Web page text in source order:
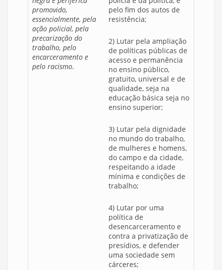
promovido,
essencialmente, pela
ação policial, pela
precarização do
trabalho, pelo
encarceramento e
pelo racismo.
pelo fim dos autos de
resistência;
2) Lutar pela ampliação
de políticas públicas de
acesso e permanência
no ensino público,
gratuito, universal e de
qualidade, seja na
educação básica seja no
ensino superior;
3) Lutar pela dignidade
no mundo do trabalho,
de mulheres e homens,
do campo e da cidade,
respeitando a idade
mínima e condições de
trabalho;
4) Lutar por uma
política de
desencarceramento e
contra a privatização de
presídios, e defender
uma sociedade sem
cárceres;